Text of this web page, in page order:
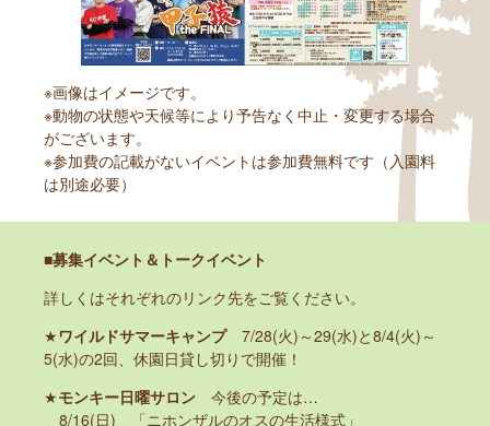
※画像はイメージです。
※動物の状態や天候等により予告なく中止・変更する場合
がございます。
※参加費の記載がないイベントは参加費無料です（入園料
は別途必要）
■募集イベント＆トークイベント
詳しくはそれぞれのリンク先をご覧ください。
★ ワイルドサマーキャンプ7/28(火)～29(水)と8/4(火)～
5(水)の2回、休園日貸し切りで開催！
★モンキー日曜サロン 今後の予定は…
8/16(日) 「ニホンザルのオスの生活様式」